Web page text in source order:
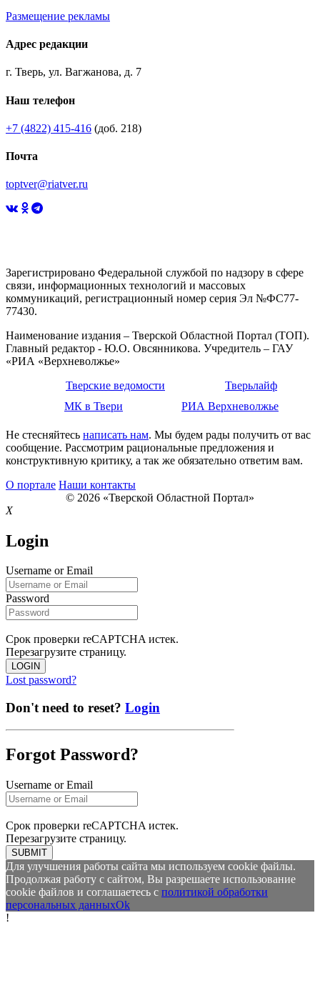
Размещение рекламы
Адрес редакции
г. Тверь, ул. Вагжанова, д. 7
Наш телефон
+7 (4822) 415-416 (доб. 218)
Почта
toptver@riatver.ru
Зарегистрировано Федеральной службой по надзору в сфере
связи, информационных технологий и массовых
коммуникаций, регистрационный номер серия Эл №ФС77-
77430.
Наименование издания – Тверской Областной Портал (ТОП).
Главный редактор - Ю.О. Овсянникова. Учредитель – ГАУ
«РИА «Верхневолжье»
Тверские ведомости
Тверьлайф
МК в Твери
РИА Верхневолжье
Не стесняйтесь написать нам. Мы будем рады получить от вас
сообщение. Рассмотрим рациональные предложения и
конструктивную критику, а так же обязательно ответим вам.
О портале Наши контакты
© 2026 «Тверской Областной Портал»
X
Login
Username or Email
Password
Срок проверки reCAPTCHA истек.
Перезагрузите страницу.
LOGIN
Lost password?
Don't need to reset? Login
Forgot Password?
Username or Email
Срок проверки reCAPTCHA истек.
Перезагрузите страницу.
SUBMIT
Для улучшения работы сайта мы используем cookie файлы.
Продолжая работу с сайтом, Вы разрешаете использование
cookie файлов и соглашаетесь с политикой обработки
персональных данныхOk
!